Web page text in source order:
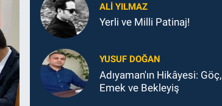
ALI YILMAZ
Yerli ve Milli Patinaj!
YUSUF DOĞAN
Adıyaman'ın Hikâyesi: Göç,
Emek ve Bekleyiş